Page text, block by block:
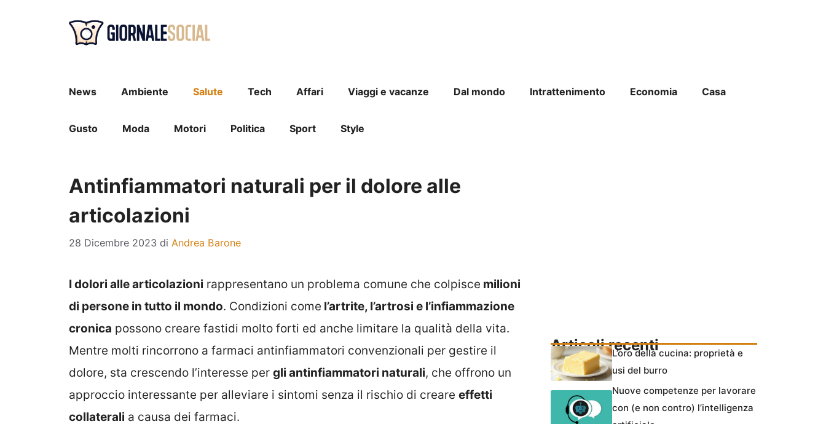
News Ambiente Salute Tech Affari Viaggi e vacanze Dal mondo Intrattenimento Economia Casa
Gusto Moda Motori Politica Sport Style
Antinfiammatori naturali per il dolore alle
articolazioni
28 Dicembre 2023 di Andrea Barone
I dolori alle articolazioni rappresentano un problema comune che colpisce milioni
di persone in tutto il mondo. Condizioni come l’artrite, l’artrosi e l’infiammazione
cronica possono creare fastidi molto forti ed anche limitare la qualità della vita.
Mentre molti rincorrono a farmaci antinfiammatori convenzionali per gestire il
dolore, sta crescendo l’interesse per gli antinfiammatori naturali, che offrono un
approccio interessante per alleviare i sintomi senza il rischio di creare effetti
collaterali a causa dei farmaci.
Articoli recentiL’oro della cucina: proprietà e
usi del burro
Nuove competenze per lavorare
con (e non contro) l’intelligenza